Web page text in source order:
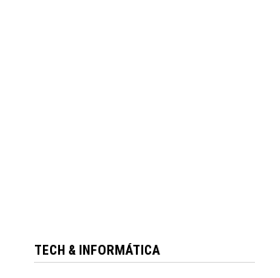
TECH & INFORMÁTICA